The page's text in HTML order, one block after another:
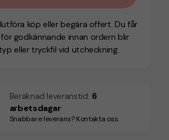
köp eller begära offert. Du får
godkännande innan ordern blir
eller tryckfil vid utcheckning.
Beräknad leveranstid: 6
arbetsdagar
Snabbare leverans? Kontakta oss.